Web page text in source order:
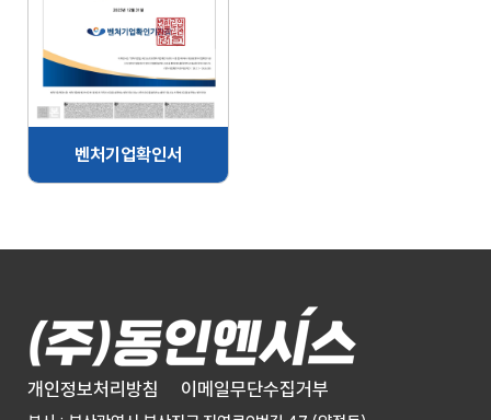
벤처기업확인서
개인정보처리방침 이메일무단수집거부